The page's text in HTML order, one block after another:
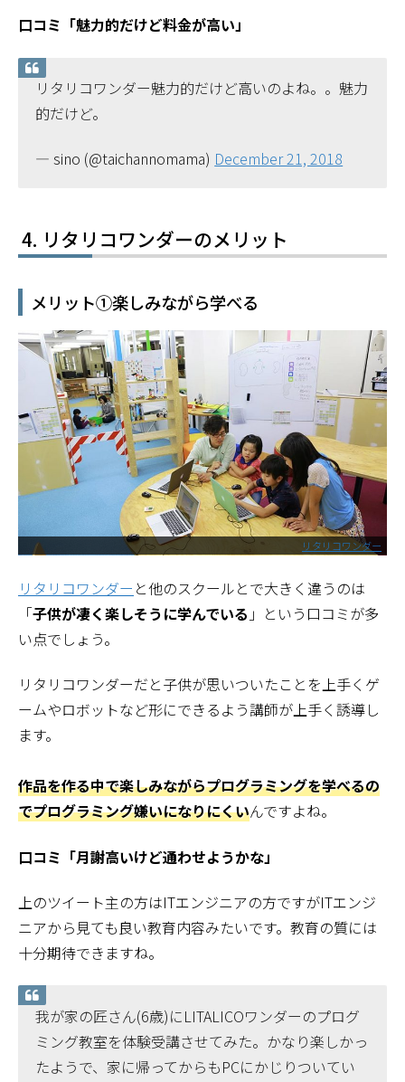
口コミ「魅力的だけど料金が高い」
リタリコワンダー魅力的だけど高いのよね。。魅力
的だけど。
— sino (@taichannomama) December 21, 2018
リタリコワンダーのメリット
メリット①楽しみながら学べる
リタリコワンダー
リタリコワンダー と他のスクールとで大きく違うのは
「子供が凄く楽しそうに学んでいる 」という口コミが多
い点でしょう。
リタリコワンダーだと子供が思いついたことを上手くゲ
ームやロボットなど形にできるよう講師が上手く誘導し
ます。
作品を作る中で楽しみながらプログラミングを学べるの
でプログラミング嫌いになりにくいんですよね。
口コミ「月謝高いけど通わせようかな」
上のツイート主の方はITエンジニアの方ですがITエンジ
ニアから見ても良い教育内容みたいです。教育の質には
十分期待できますね。
我が家の匠さん(6歳)にLITALICOワンダーのプログ
ミング教室を体験受講させてみた。かなり楽しかっ
たようで、家に帰ってからもPCにかじりついてい